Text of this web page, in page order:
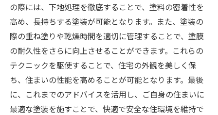
の際には、下地処理を徹底することで、塗料の密着性を
高め、長持ちする塗装が可能となります。また、塗装の
際の重ね塗りや乾燥時間を適切に管理することで、塗膜
の耐久性をさらに向上させることができます。これらの
テクニックを駆使することで、住宅の外観を美しく保
ち、住まいの性能を高めることが可能となります。最後
に、これまでのアドバイスを活用し、ご自身の住まいに
最適な塗装を施すことで、快適で安全な住環境を維持で